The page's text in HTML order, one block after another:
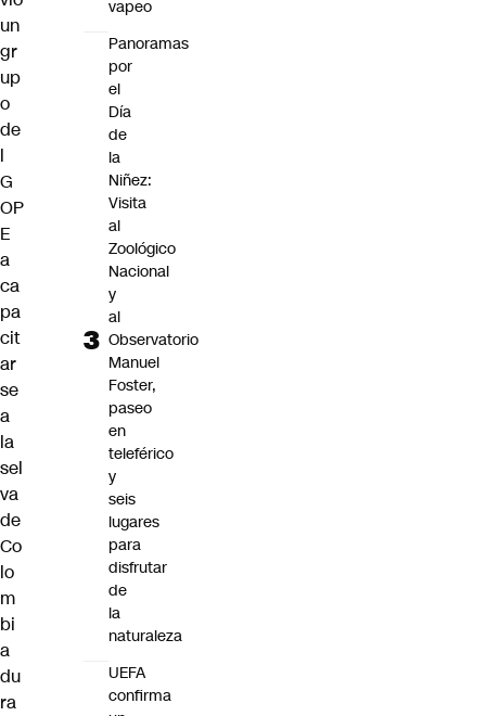
un
gr
up
o
de
l
G
OP
E
a
ca
pa
cit
ar
se
a
la
sel
va
de
Co
lo
m
bi
a
du
ra
vapeo
Panoramas
por
el
Día
de
la
Niñez:
Visita
al
Zoológico
Nacional
y
al
Observatorio
Manuel
Foster,
paseo
en
teleférico
y
seis
lugares
para
disfrutar
de
la
naturaleza
UEFA
confirma